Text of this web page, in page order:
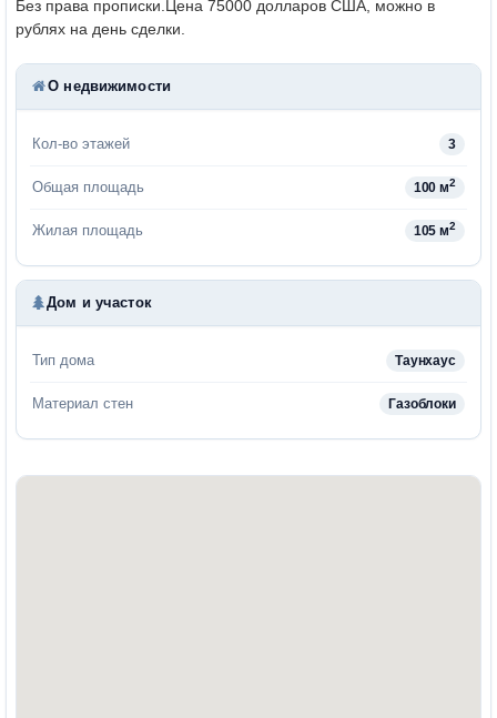
Без права прописки. Цена 75000 долларов США, можно в
рублях на день сделки.
О недвижимости
Кол-во этажей 3
Общая площадь 100 м2
Жилая площадь 105 м2
Дом и участок
Тип дома Таунхаус
Материал стен Газоблоки